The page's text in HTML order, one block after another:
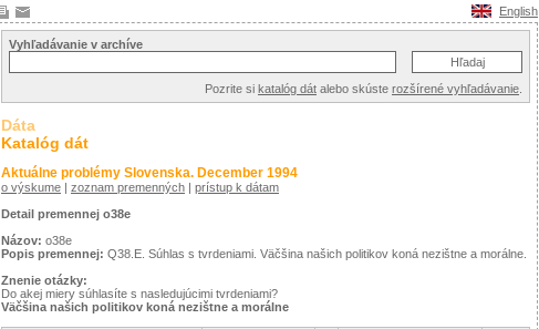
English
Vyhľadávanie v archíve
Pozrite si katalóg dát alebo skúste rozšírené vyhľadávanie
Dáta
Katalóg dát
Aktuálne problémy Slovenska. December 1994
o výskume | zoznam premenných | prístup k dátam
Detail premennej o38e
Názov: o38e
Popis premennej: Q38.E. Súhlas s tvrdeniami. Väčšina našich politikov koná nezištne a morálne.
Znenie otázky:
Do akej miery súhlasíte s nasledujúcimi tvrdeniami?
Väčšina našich politikov koná nezištne a morálne